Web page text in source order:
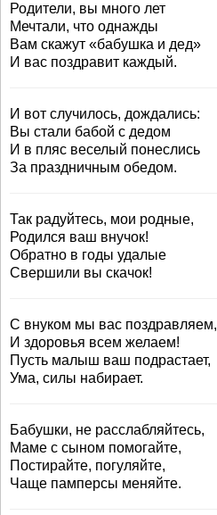
Родители, вы много лет
Мечтали, что однажды
Вам скажут «бабушка и дед»
И вас поздравит каждый.
И вот случилось, дождались:
Вы стали бабой с дедом
И в пляс веселый понеслись
За праздничным обедом.
Так радуйтесь, мои родные,
Родился ваш внучок!
Обратно в годы удалые
Свершили вы скачок!
С внуком мы вас поздравляем,
И здоровья всем желаем!
Пусть малыш ваш подрастает,
Ума, силы набирает.
Бабушки, не расслабляйтесь,
Маме с сыном помогайте,
Постирайте, погуляйте,
Чаще памперсы меняйте.